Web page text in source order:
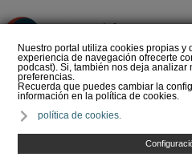
Nuestro portal utiliza cookies propias y
experiencia de navegación ofrecerte
podcast). Si, también nos deja analizar
preferencias.
Recuerda que puedes cambiar la
información en la política de cookies.
política de cookies.
del